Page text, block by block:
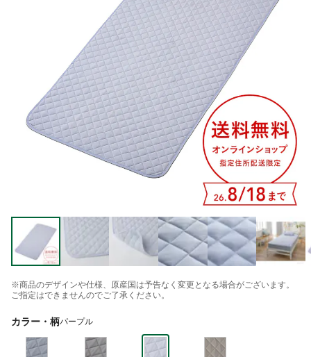
※商品のデザインや仕様、原産国は予告なく変更となる場合がございます。
ご指定はできませんのでご了承ください。
カラー・柄パープル